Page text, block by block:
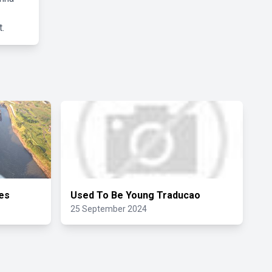
Used To Be Young Traducao
25 September 2024